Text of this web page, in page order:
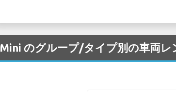
Mini のグループ/タイプ別の車両レ